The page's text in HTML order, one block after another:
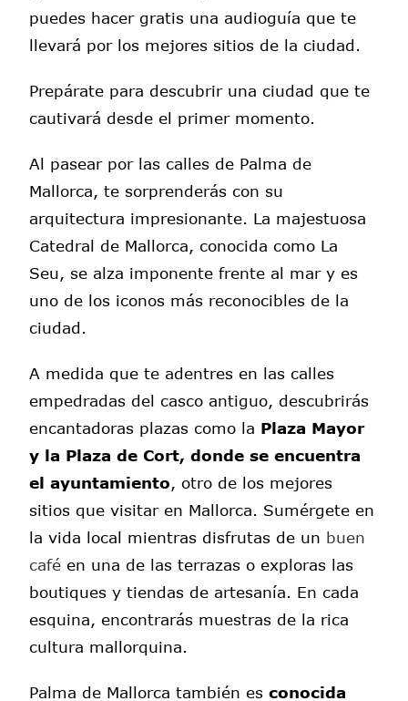
puedes hacer gratis una audioguía que te
llevará por los mejores sitios de la ciudad.
Prepárate para descubrir una ciudad que te
cautivará desde el primer momento.
Al pasear por las calles de Palma de
Mallorca, te sorprenderás con su
arquitectura impresionante. La majestuosa
Catedral de Mallorca, conocida como La
Seu, se alza imponente frente al mar y es
uno de los iconos más reconocibles de la
ciudad.
A medida que te adentres en las calles
empedradas del casco antiguo, descubrirás
encantadoras plazas como la Plaza Mayor
y la Plaza de Cort, donde se encuentra
el ayuntamiento , otro de los mejores
sitios que visitar en Mallorca. Sumérgete en
la vida local mientras disfrutas de un buen
café en una de las terrazas o exploras las
boutiques y tiendas de artesanía. En cada
esquina, encontrarás muestras de la rica
cultura mallorquina.
Palma de Mallorca también esconocida